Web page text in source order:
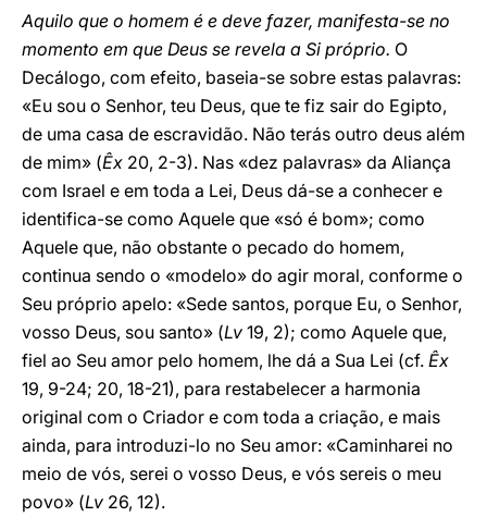
Aquilo que o homem é e deve fazer, manifesta-se no
momento em que Deus se revela a Si próprio. O
Decálogo, com efeito, baseia-se sobre estas palavras:
«Eu sou o Senhor, teu Deus, que te fiz sair do Egipto,
de uma casa de escravidão. Não terás outro deus além
de mim» (Êx 20, 2-3). Nas «dez palavras» da Aliança
com Israel e em toda a Lei, Deus dá-se a conhecer e
identifica-se como Aquele que «só é bom»; como
Aquele que, não obstante o pecado do homem,
continua sendo o «modelo» do agir moral, conforme o
Seu próprio apelo: «Sede santos, porque Eu, o Senhor,
vosso Deus, sou santo» (Lv 19, 2); como Aquele que,
fiel ao Seu amor pelo homem, lhe dá a Sua Lei (cf. Êx
19, 9-24; 20, 18-21), para restabelecer a harmonia
original com o Criador e com toda a criação, e mais
ainda, para introduzi-lo no Seu amor: «Caminharei no
meio de vós, serei o vosso Deus, e vós sereis o meu
povo» (Lv 26, 12).